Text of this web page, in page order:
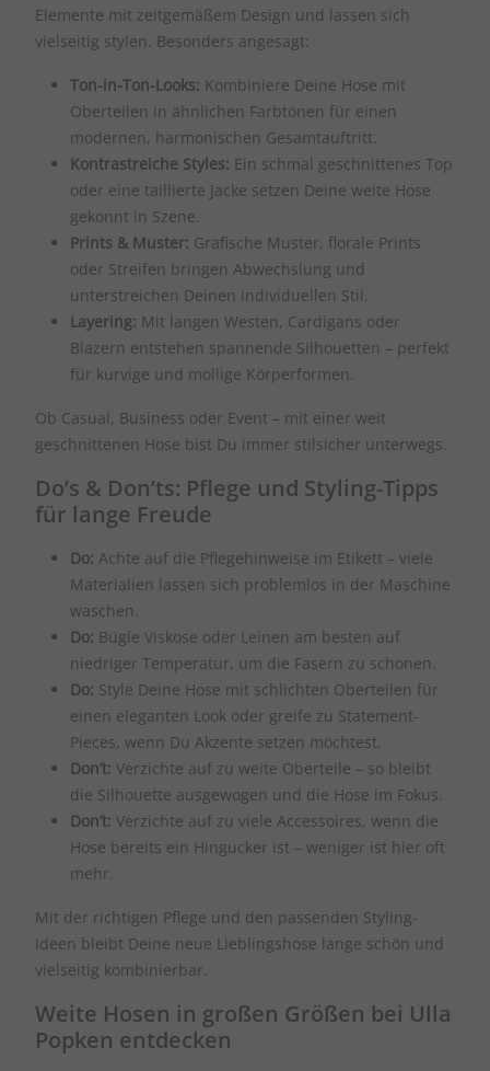
Elemente mit zeitgemäßem Design und lassen sich
vielseitig stylen. Besonders angesagt:
Ton-in-Ton-Looks: Kombiniere Deine Hose mit
Oberteilen in ähnlichen Farbtönen für einen
modernen, harmonischen Gesamtauftritt.
Kontrastreiche Styles: Ein schmal geschnittenes Top
oder eine taillierte Jacke setzen Deine weite Hose
gekonnt in Szene.
Prints & Muster: Grafische Muster, florale Prints
oder Streifen bringen Abwechslung und
unterstreichen Deinen individuellen Stil.
Layering: Mit langen Westen, Cardigans oder
Blazern entstehen spannende Silhouetten – perfekt
für kurvige und mollige Körperformen.
Ob Casual, Business oder Event – mit einer weit
geschnittenen Hose bist Du immer stilsicher unterwegs.
Do’s & Don’ts: Pflege und Styling-Tipps
für lange Freude
Do: Achte auf die Pflegehinweise im Etikett – viele
Materialien lassen sich problemlos in der Maschine
waschen.
Do: Bügle Viskose oder Leinen am besten auf
niedriger Temperatur, um die Fasern zu schonen.
Do: Style Deine Hose mit schlichten Oberteilen für
einen eleganten Look oder greife zu Statement-
Pieces, wenn Du Akzente setzen möchtest.
Don’t: Verzichte auf zu weite Oberteile – so bleibt
die Silhouette ausgewogen und die Hose im Fokus.
Don’t: Verzichte auf zu viele Accessoires, wenn die
Hose bereits ein Hingucker ist – weniger ist hier oft
mehr.
Mit der richtigen Pflege und den passenden Styling-
Ideen bleibt Deine neue Lieblingshose lange schön und
vielseitig kombinierbar.
Weite Hosen in großen Größen bei Ulla
Popken entdecken